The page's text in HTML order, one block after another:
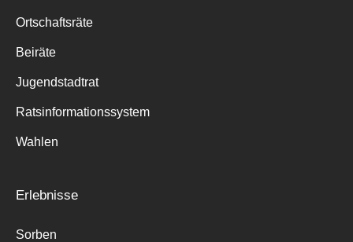
Ortschaftsräte
Beiräte
Jugendstadtrat
Ratsinformationssystem
Wahlen
Erlebnisse
Sorben